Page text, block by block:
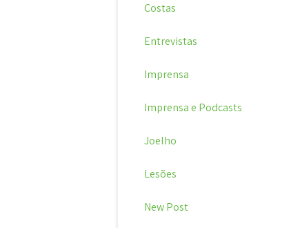
Costas
Entrevistas
Imprensa
Imprensa e Podcasts
Joelho
Lesões
New Post